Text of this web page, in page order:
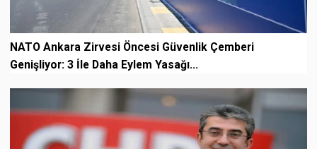
NATO Ankara Zirvesi Öncesi Güvenlik Çemberi
Genişliyor: 3 İle Daha Eylem Yasağı...